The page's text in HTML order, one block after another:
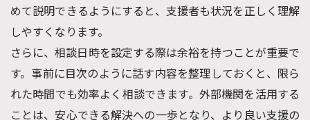
めて説明できるようにすると、支援者も状況を正しく理解
しやすくなります。
さらに、相談日時を設定する際は余裕を持つことが重要で
す。事前に目次のように話す内容を整理しておくと、限ら
れた時間でも効率よく相談できます。外部機関を活用する
ことは、安心できる解決への一歩となり、より良い支援の